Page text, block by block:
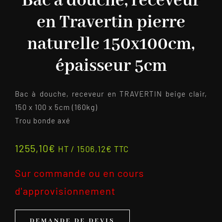
en Travertin pierre
naturelle 150x100cm,
épaisseur 5cm
Bac à douche, receveur en TRAVERTIN beige clair,
150 x 100 x 5cm (160kg)
Trou bonde axé
1255,10€ HT / 1506,12€ TTC
Sur commande ou en cours
d'approvisionnement